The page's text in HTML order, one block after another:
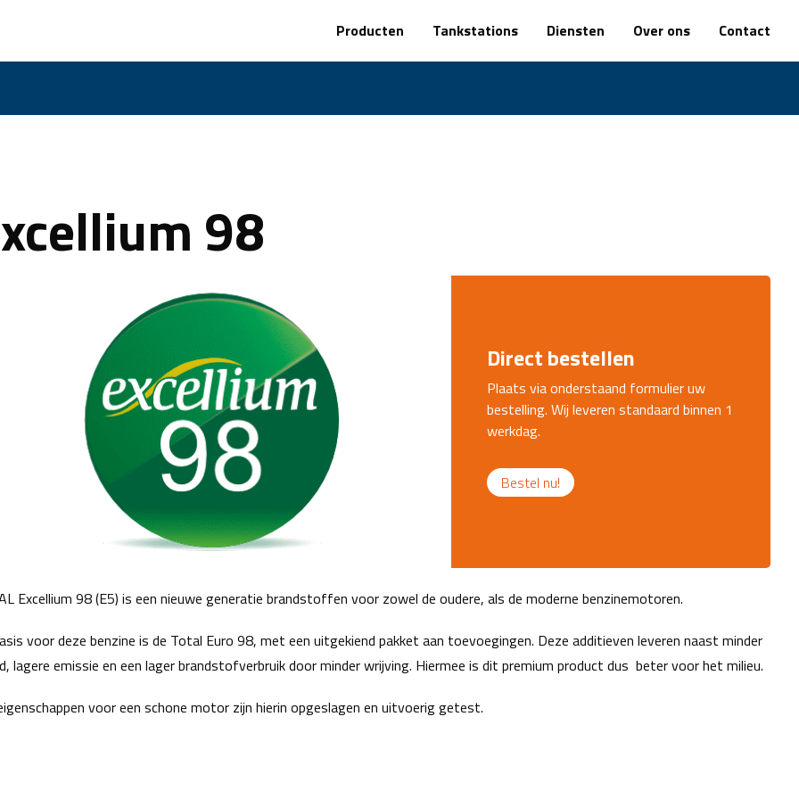
Producten Tankstations Diensten Over ons Contact
98
Direct bestellen
Plaats via onderstaand formulier uw
bestelling. Wij leveren standaard binnen 1
werkdag.
Bestel nu!
Excellium 98 (E5) is een nieuwe generatie brandstoffen voor zowel de oudere, als de moderne benzinemotoren.
voor deze benzine is de Total Euro 98, met een uitgekiend pakket aan toevoegingen. Deze additieven leveren naast minder
lagere emissie en een lager brandstofverbruik door minder wrijving. Hiermee is dit premium product dus beter voor het milieu.
voor een schone motor zijn hierin opgeslagen en uitvoerig getest.